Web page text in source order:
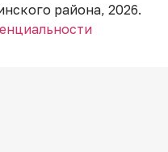
района, 2026.